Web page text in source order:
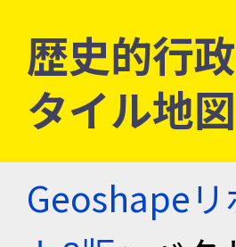
歴史的行
タイル地
Geoshapeリ